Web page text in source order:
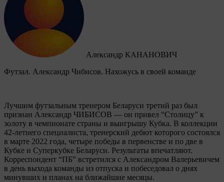
Александр КАНАНОВИЧ
Футзал. Александр Чибисов. Нахожусь в своей команде
Лучшим футзальным тренером Беларуси третий раз был
признан Александр ЧИБИСОВ — он привел “Столицу” к
золоту в чемпионате страны и выигрышу Кубка. В коллекции
42-летнего специалиста, тренерский дебют которого состоялся
в марте 2022 года, четыре победы в первенстве и по две в
Кубке и Суперкубке Беларуси. Результаты впечатляют.
Корреспондент “ПБ” встретился с Александром Валерьевичем
в день выхода команды из отпуска и побеседовал о днях
минувших и планах на ближайшие месяцы.